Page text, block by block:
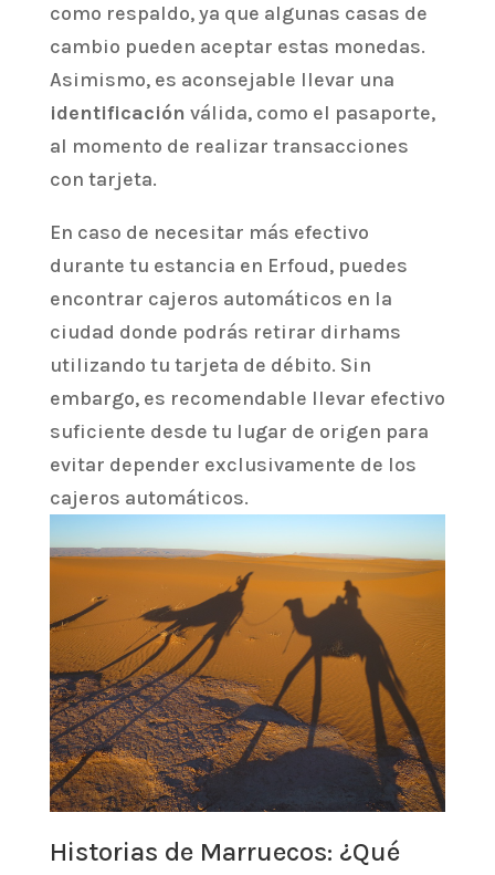
como respaldo, ya que algunas casas de
cambio pueden aceptar estas monedas.
Asimismo, es aconsejable llevar una
identificación válida, como el pasaporte,
al momento de realizar transacciones
con tarjeta.
En caso de necesitar más efectivo
durante tu estancia en Erfoud, puedes
encontrar cajeros automáticos en la
ciudad donde podrás retirar dirhams
utilizando tu tarjeta de débito. Sin
embargo, es recomendable llevar efectivo
suficiente desde tu lugar de origen para
evitar depender exclusivamente de los
cajeros automáticos.
Historias de Marruecos: ¿Qué